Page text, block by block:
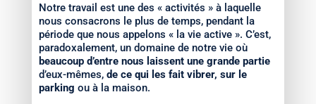
Notre travail est une des « activités » à laquelle
nous consacrons le plus de temps, pendant la
période que nous appelons « la vie active ». C’est,
paradoxalement, un domaine de notre vie où
beaucoup d’entre nous laissent une grande partie
d’eux-mêmes, de ce qui les fait vibrer, sur le
parking ou à la maison.